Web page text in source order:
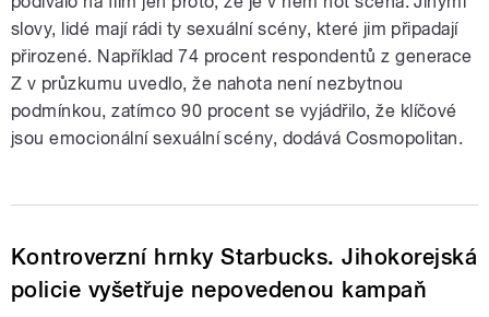
slovy, lidé mají rádi ty sexuální scény, které jim připadají
přirozené. Například 74 procent respondentů z generace
Z v průzkumu uvedlo, že nahota není nezbytnou
podmínkou, zatímco 90 procent se vyjádřilo, že klíčové
jsou emocionální sexuální scény, dodává Cosmopolitan.
Kontroverzní hrnky Starbucks. Jihokorejská
policie vyšetřuje nepovedenou kampaň